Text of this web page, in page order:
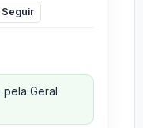
Seguir
Geral